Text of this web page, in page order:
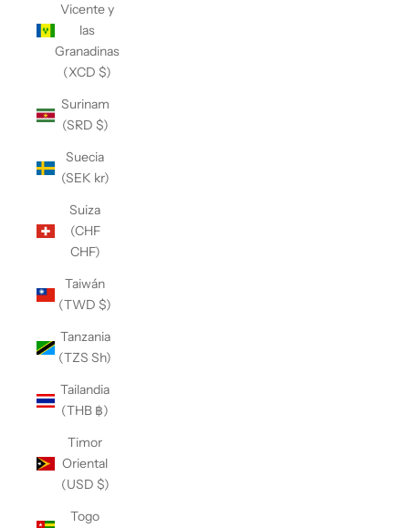
Vicente y
las
Granadinas
(XCD $)
Surinam
(SRD $)
Suecia
(SEK kr)
Suiza
(CHF
CHF)
Taiwán
(TWD $)
Tanzania
(TZS Sh)
Tailandia
(THB ฿)
Timor
Oriental
(USD $)
Togo